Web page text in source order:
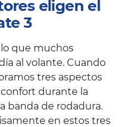
eligen el
3
que muchos
al volante. Cuando
tres aspectos
durante la
banda de rodadura.
en estos tres